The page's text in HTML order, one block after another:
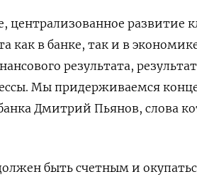
централизованное развитие
как в банке, так ‌и в
результата,
Мы ‌придерживаемся
Дмитрий Пьянов, ​слова
быть счетным ‌и